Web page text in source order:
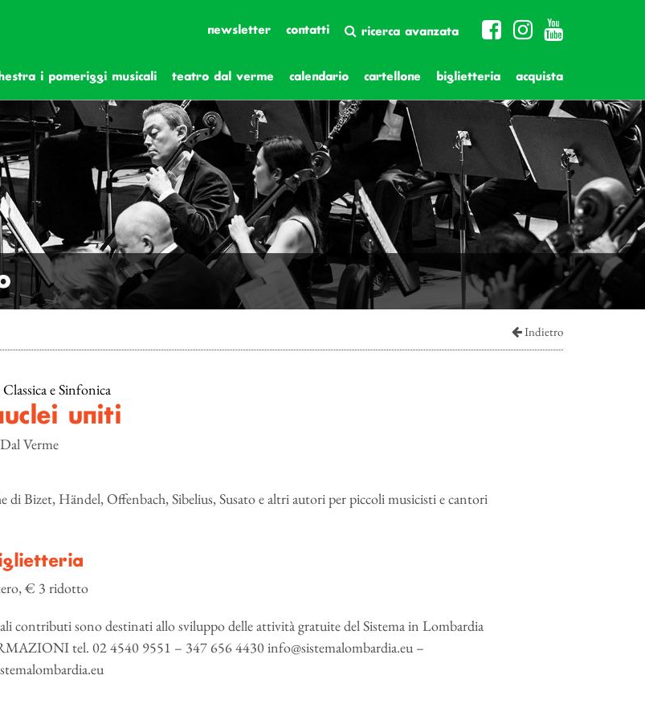
newsletter contatti ricerca avanzata
i pomeriggi musicali teatro dal verme calendario cartellone biglietteria acquista
Indietro
e Sinfonica
uniti
Verme
di Bizet, Händel, Offenbach, Sibelius, Susato e altri autori per piccoli musicisti e cantori
€ 3 ridotto
contributi sono destinati allo sviluppo delle attività gratuite del Sistema in Lombardia
tel. 02 4540 9551 – 347 656 4430 info@sistemalombardia.eu –